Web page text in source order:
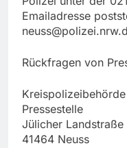
Emailadresse
Rückfragen von
Pressestelle
Jülicher Landstraße
41464 Neuss